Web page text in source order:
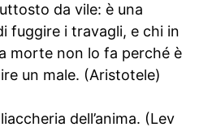
da vile: è una
fuggire i travagli, e chi in
morte non lo fa perché è
un male. (Aristotele)
dell’anima. (Lev